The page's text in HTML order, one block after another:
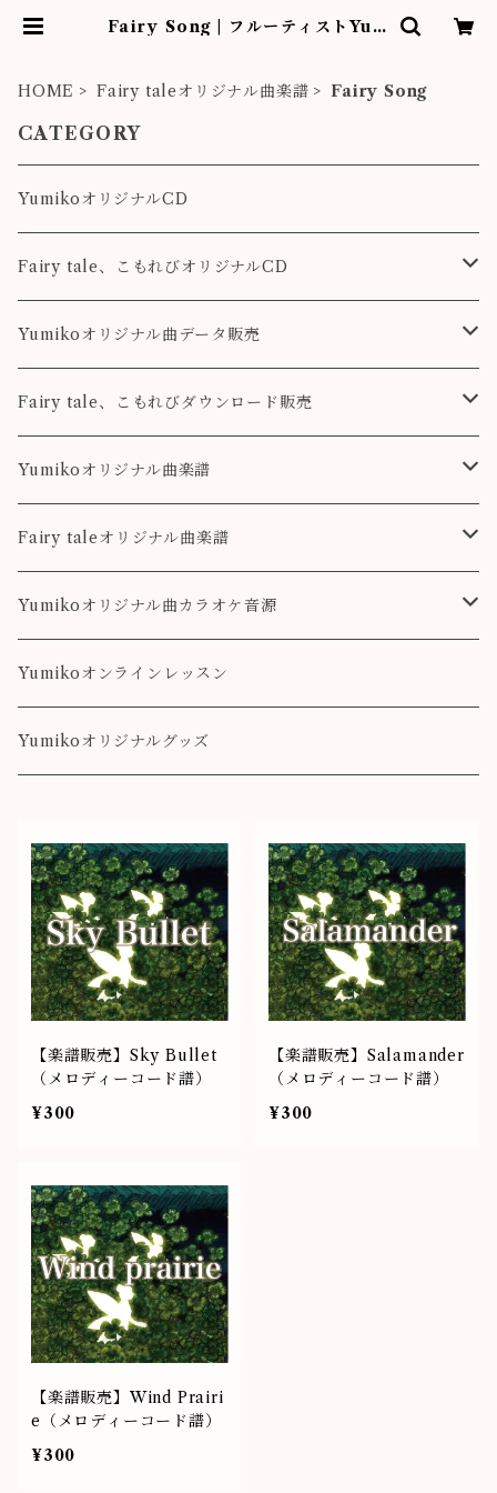
Fairy Song | フルーティストYum
HOME Fairy taleオリジナル曲楽譜 Fairy Song
CATEGORY
YumikoオリジナルCD
Fairy tale、こもれびオリジナルCD
Fairy tale
こもれび
Yumikoオリジナル曲データ販売
Pleasure
Destiny
Destiny
colorful
Fairy tale、こもれびダウンロード販売
Fairy tale
こもれび
Yumikoオリジナル曲楽譜
Pleasure
Destiny
colorful
Fairy taleオリジナル曲楽譜
Landscape
Fairy Song
Yumikoオリジナル曲カラオケ音源
Pleasure
Destiny
Yumikoオンラインレッスン
Yumikoオリジナルグッズ
【楽譜販売】Sky Bullet
（メロディーコード譜）
¥300
【楽譜販売】Salamander
（メロディーコード譜）
¥300
【楽譜販売】Wind Prairi
e（メロディーコード譜）
¥300